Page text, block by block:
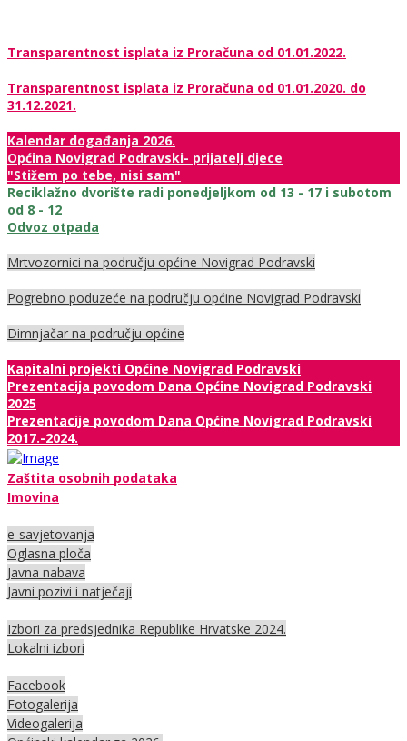
Transparentnost isplata iz Proračuna od 01.01.2022.
Transparentnost isplata iz Proračuna od 01.01.2020. do
31.12.2021.
Kalendar događanja 2026.
Općina Novigrad Podravski- prijatelj djece
"Stižem po tebe, nisi sam"
Reciklažno dvorište radi ponedjeljkom od 13 - 17 i subotom
od 8 - 12
Odvoz otpada
Mrtvozornici na području općine Novigrad Podravski
Pogrebno poduzeće na području općine Novigrad Podravski
Dimnjačar na području općine
Kapitalni projekti Općine Novigrad Podravski
Prezentacija povodom Dana Općine Novigrad Podravski
2025
Prezentacije povodom Dana Općine Novigrad Podravski
2017.-2024.
Zaštita osobnih podataka
Imovina
e-savjetovanja
Oglasna ploča
Javna nabava
Javni pozivi i natječaji
Izbori za predsjednika Republike Hrvatske 2024.
Lokalni izbori
Facebook
Fotogalerija
Videogalerija